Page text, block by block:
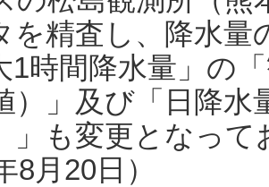
を精査し、降水
1時間降水量」の
）」及び「日降
」も変更となっ
8月20日）